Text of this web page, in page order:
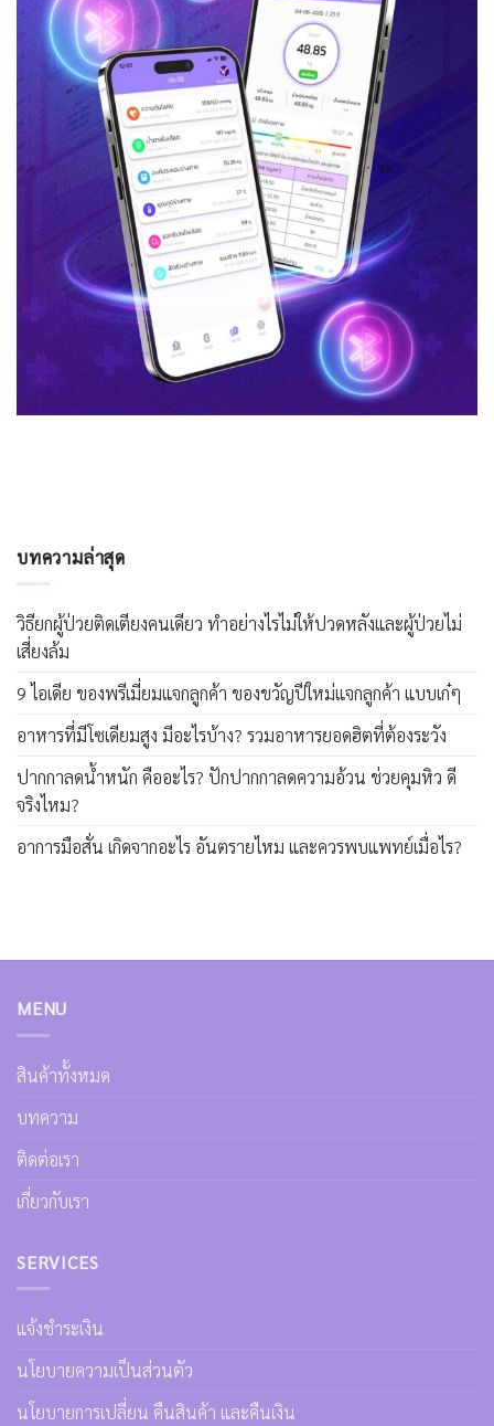
บทความล่าสุด
วิธียกผู้ป่วยติดเตียงคนเดียว ทำอย่างไรไม่ให้ปวดหลังและผู้ป่วยไม่
เสี่ยงล้ม
9 ไอเดีย ของพรีเมี่ยมแจกลูกค้า ของขวัญปีใหม่แจกลูกค้า แบบเก๋ๆ
อาหารที่มีโซเดียมสูง มีอะไรบ้าง? รวมอาหารยอดฮิตที่ต้องระวัง
ปากกาลดน้ำหนัก คืออะไร? ปักปากกาลดความอ้วน ช่วยคุมหิว ดี
จริงไหม?
อาการมือสั่น เกิดจากอะไร อันตรายไหม และควรพบแพทย์เมื่อไร?
MENU
สินค้าทั้งหมด
บทความ
ติดต่อเรา
เกี่ยวกับเรา
SERVICES
แจ้งชำระเงิน
นโยบายความเป็นส่วนตัว
นโยบายการเปลี่ยน คืนสินค้า และคืนเงิน